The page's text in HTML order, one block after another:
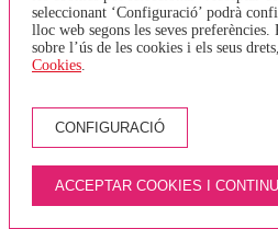
URBÀ GIRONA, BANYOLES,
SENSE BODEGA - Només
estiguin plegades. No està permès
Es podran transportar un màxim de 2
amb cadira de rodes vulgui pujar a
PMR estigui ocupat per una bicicleta,
l'autobús i esperar el següent, ja que
rodes. - Només s'acceptarà una
no hauran de pagar per pujar la
INTERURBÀ - Les bicicletes aniran
hauran de tenir un estat de neteja
seleccionant ‘Configuració’ podrà
lloc web segons les seves
sobre l’ús de les cookies i els seus
Cookies.
CONFIGURACIÓ
ACCEPTAR COOKIES I